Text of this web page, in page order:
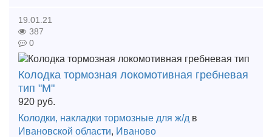
19.01.21
387
0
Колодка тормозная локомотивная гребневая
тип "М"
920 руб.
Колодки, накладки тормозные для ж/д в
Ивановской области, Иваново